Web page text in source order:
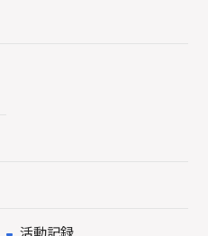
活動記録